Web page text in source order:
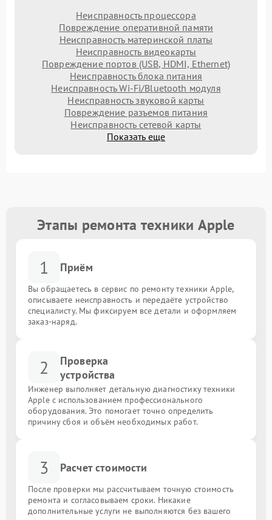
Неисправность процессора
Повреждение оперативной памяти
Неисправность материнской платы
Неисправность видеокарты
Повреждение портов (USB, HDMI, Ethernet)
Неисправность блока питания
Неисправность Wi-Fi/Bluetooth модуля
Неисправность звуковой карты
Повреждение разъемов питания
Неисправность сетевой карты
Показать еще
Этапы ремонта техники Apple
1 Приём
Вы обращаетесь в сервис по ремонту техники Apple,
описываете неисправность и передаёте устройство
специалисту. Мы фиксируем все детали и оформляем
заказ-наряд.
2
Проверка
устройства
Инженер выполняет детальную диагностику техники
Apple с использованием профессионального
оборудования. Это помогает точно определить
причину сбоя и объём необходимых работ.
3 Расчет стоимости
После проверки мы рассчитываем точную стоимость
ремонта и согласовываем сроки. Никакие
дополнительные услуги не выполняются без вашего